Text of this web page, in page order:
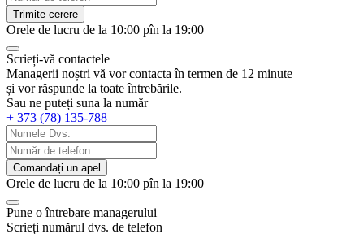
Trimite cerere
Orele de lucru de la 10:00 pîn la 19:00
Scrieți-vă contactele
Managerii noștri vă vor contacta în termen de 12 minute
și vor răspunde la toate întrebările.
Sau ne puteți suna la număr
+ 373 (78) 135-788
Comandați un apel
Orele de lucru de la 10:00 pîn la 19:00
Pune o întrebare managerului
Scrieți numărul dvs. de telefon